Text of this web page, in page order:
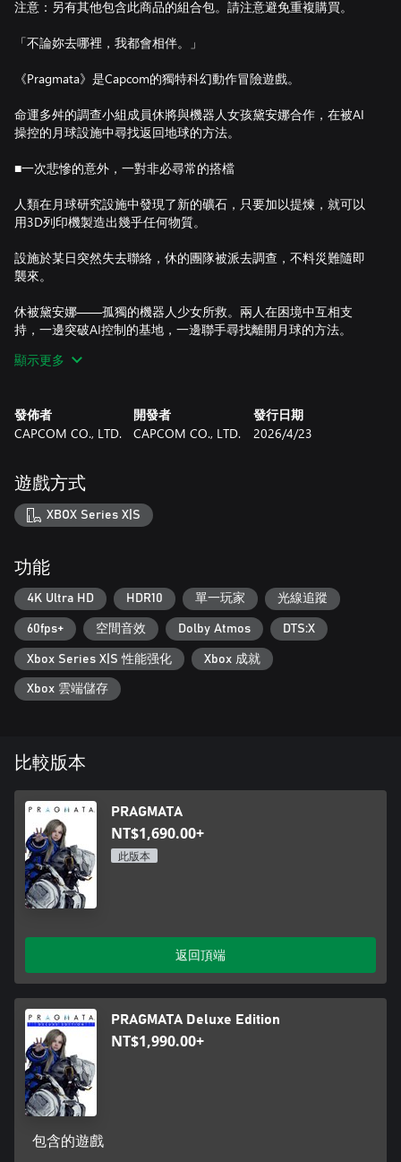
注意：另有其他包含此商品的組合包。請注意避免重複購買。
「不論妳去哪裡，我都會相伴。」
《Pragmata》是Capcom的獨特科幻動作冒險遊戲。
命運多舛的調查小組成員休將與機器人女孩黛安娜合作，在被AI
操控的月球設施中尋找返回地球的方法。
■一次悲慘的意外，一對非必尋常的搭檔
人類在月球研究設施中發現了新的礦石，只要加以提煉，就可以
用3D列印機製造出幾乎任何物質。
設施於某日突然失去聯絡，休的團隊被派去調查，不料災難隨即
襲來。
休被黛安娜——孤獨的機器人少女所救。兩人在困境中互相支
持，一邊突破AI控制的基地，一邊聯手尋找離開月球的方法。
月球上盡是不完整的人類文明複製品，裡面卻只剩下消失居民的
■同時控制兩個角色
操控休移動、射擊和跳躍，同時操控黛安娜駭入。在融合兩種玩
法的嶄新系統中，將腦力發揮到極限。
※本遊戲的光線追蹤功能並不適用於Xbox Series S版本。
©CAPCOM
PRAGMATA is a trademark and/or registered trademark of
CAPCOM CO., LTD. and/or its subsidiaries in the U.S. and/or
other countries.
顯示更多
發佈者
CAPCOM CO., LTD.
開發者
CAPCOM CO., LTD.
發行日期
2026/4/23
遊戲方式
XBOX Series X|S
功能
4K Ultra HD HDR10 單一玩家 光線追蹤
60fps+ 空間音效 Dolby Atmos DTS:X
Xbox Series X|S 性能强化 Xbox 成就
Xbox 雲端儲存
比較版本
PRAGMATA
NT$1,690.00+
此版本
返回頂端
PRAGMATA Deluxe Edition
NT$1,990.00+
包含的遊戲